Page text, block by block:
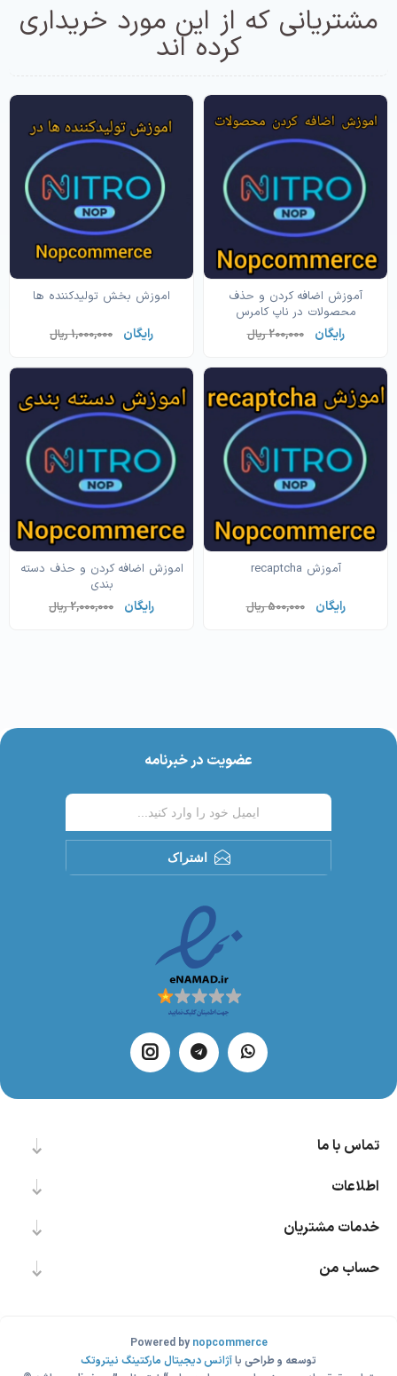
مشتریانی که از این مورد خریداری
کرده اند
آموزش اضافه کردن و حذف
محصولات در ناپ کامرس
رایگان 200,000 ریال
اموزش بخش تولیدکننده ها
رایگان 1,000,000 ریال
آموزش recaptcha
رایگان 500,000 ریال
اموزش اضافه کردن و حذف دسته
بندی
رایگان 2,000,000 ریال
عضویت در خبرنامه
اشتراک
تماس با ما
اطلاعات
خدمات مشتریان
حساب من
Powered by nopcommerce
توسعه و طراحی باآژانس دیجیتال مارکتینگ نیتروتک